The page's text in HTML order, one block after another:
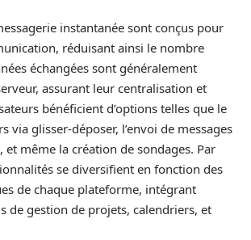
instantanée sont conçus pour
réduisant ainsi le nombre
échangées sont généralement
assurant leur centralisation et
bénéficient d’options telles que le
via glisser-déposer, l’envoi de messages
et même la création de sondages. Par
se diversifient en fonction des
de chaque plateforme, intégrant
de gestion de projets, calendriers, et